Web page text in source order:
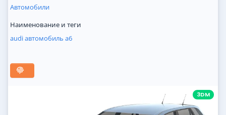
Автомобили
Наименование и теги
audiавтомобиль a6
3DM